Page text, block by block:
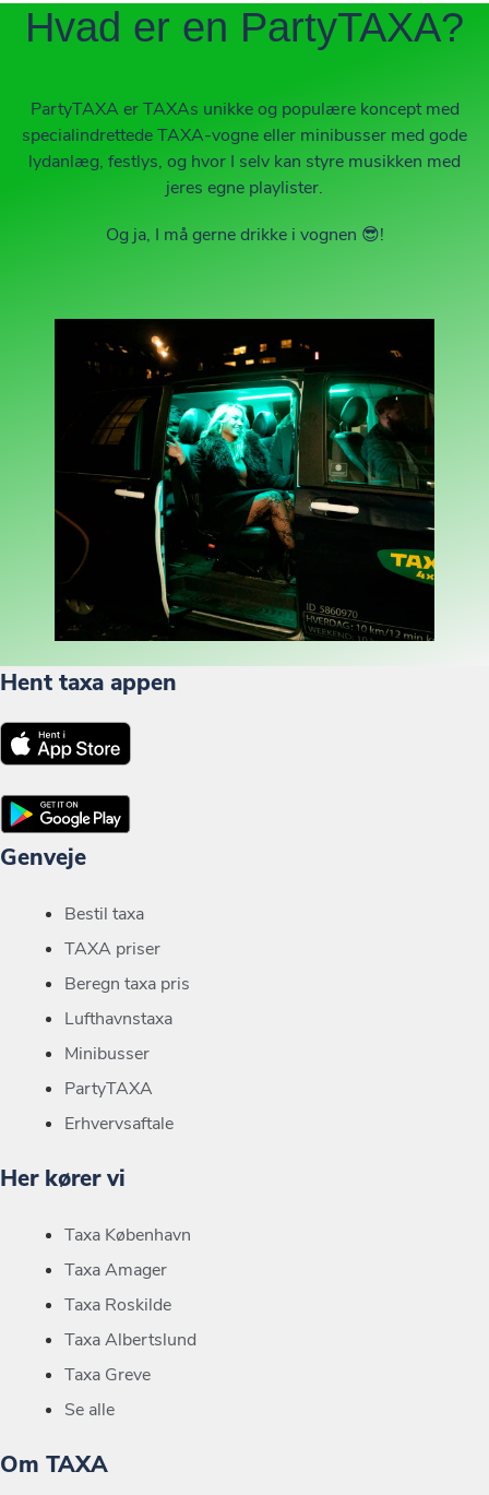
Hvad er en PartyTAXA?
PartyTAXA er TAXAs unikke og populære koncept med
specialindrettede TAXA-vogne eller minibusser med gode
lydanlæg, festlys, og hvor I selv kan styre musikken med
jeres egne playlister.
Og ja, I må gerne drikke i vognen 😎!
Hent taxa appen
Genveje
Bestil taxa
TAXA priser
Beregn taxa pris
Lufthavnstaxa
Minibusser
PartyTAXA
Erhvervsaftale
Her kører vi
Taxa København
Taxa Amager
Taxa Roskilde
Taxa Albertslund
Taxa Greve
Se alle
Om TAXA